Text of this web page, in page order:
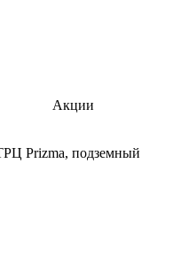
Акции
Prizma, подземный